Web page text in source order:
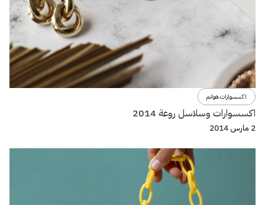
اكسسوارات هوانم
اكسسوارات وسلاسل روعة 2014
2 مارس 2014